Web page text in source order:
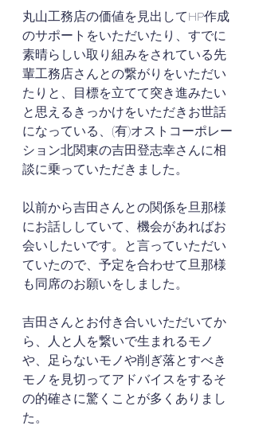
丸山工務店の価値を見出してHP作成
のサポートをいただいたり、すでに
素晴らしい取り組みをされている先
輩工務店さんとの繋がりをいただい
たりと、目標を立てて突き進みたい
と思えるきっかけをいただきお世話
になっている、(有)オストコーポレー
ション北関東の吉田登志幸さんに相
談に乗っていただきました。
以前から吉田さんとの関係を旦那様
にお話ししていて、機会があればお
会いしたいです。と言っていただい
ていたので、予定を合わせて旦那様
も同席のお願いをしました。
吉田さんとお付き合いいただいてか
ら、人と人を繋いで生まれるモノ
や、足らないモノや削ぎ落とすべき
モノを見切ってアドバイスをするそ
の的確さに驚くことが多くありまし
た。